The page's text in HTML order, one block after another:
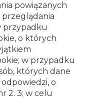
powiązanych
przypadku
o których
w przypadku
których dane
o
2. 3; w celu